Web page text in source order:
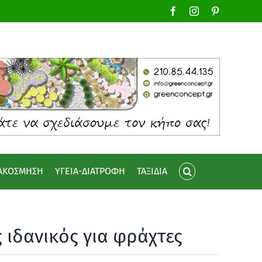
FacebookInstagram
ΥΓΕΙΑ-ΔΙΑΤΡΟΦΗ ΤΑΞΙΔΙΑ
για φράχτες